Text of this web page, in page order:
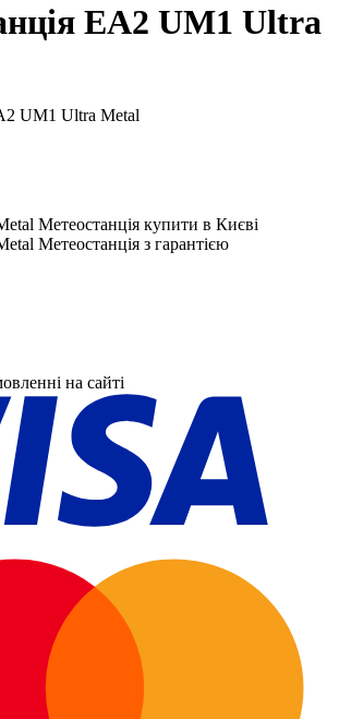
EA2 UM1 Ultra
на сайті